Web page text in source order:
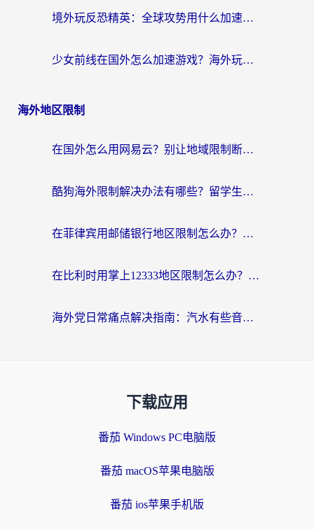
境外玩反恐精英：全球攻势用什么加速器？2026海外玩家亲测实用指南
少女前线在国外怎么加速游戏？海外玩家必看的国服游戏畅玩指南
海外地区限制
在国外怎么用网易云？别让地域限制断了你的中文歌单——附听书社交定位解决方案
酷狗海外限制解决办法有哪些？留学生亲测有效的回国加速指南
在菲律宾用邮储银行地区限制怎么办？海外华人必看的回国加速解决方案
在比利时用掌上12333地区限制怎么办？海外华人亲测有效的回国加速方案
海外党日常痛点解决指南：汽水有些音乐在国外无法播放怎么办？
下载应用
番茄 Windows PC电脑版
番茄 macOS苹果电脑版
番茄 ios苹果手机版